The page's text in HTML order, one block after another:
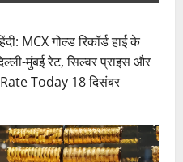
MCX गोल्ड रिकॉर्ड हाई के
मुंबई रेट, सिल्वर प्राइस और
Today 18 दिसंबर